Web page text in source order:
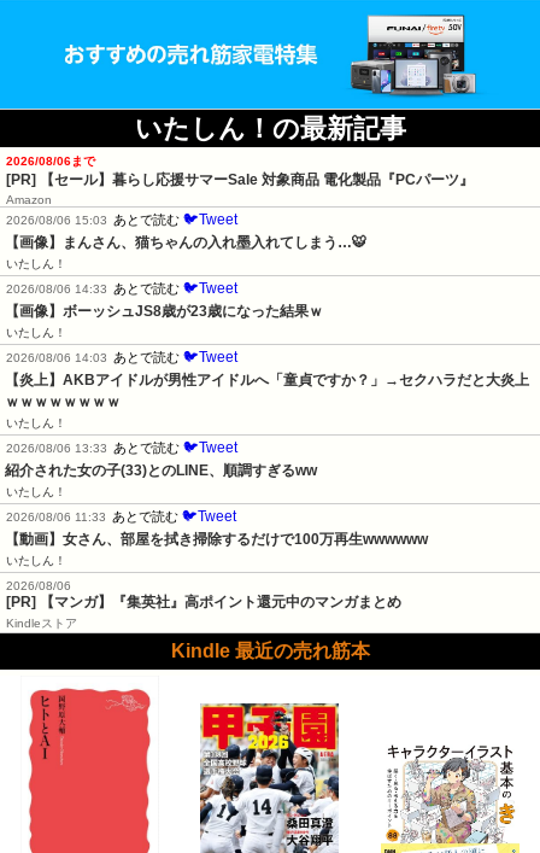
いたしん！の最新記事
2026/08/06まで
[PR] 【セール】暮らし応援サマーSale 対象商品 電化製品『PCパーツ』
Amazon
2026/08/06 15:03
あとで読む 🐦Tweet
【画像】まんさん、猫ちゃんの入れ墨入れてしまう…🐯
いたしん！
2026/08/06 14:33
あとで読む 🐦Tweet
【画像】ボーッシュJS8歳が23歳になった結果ｗ
いたしん！
2026/08/06 14:03
あとで読む 🐦Tweet
【炎上】AKBアイドルが男性アイドルへ「童貞ですか？」→セクハラだと大炎上
ｗｗｗｗｗｗｗｗ
いたしん！
2026/08/06 13:33
あとで読む 🐦Tweet
紹介された女の子(33)とのLINE、順調すぎるww
いたしん！
2026/08/06 11:33
あとで読む 🐦Tweet
【動画】女さん、部屋を拭き掃除するだけで100万再生wwwwww
いたしん！
2026/08/06
[PR] 【マンガ】『集英社』高ポイント還元中のマンガまとめ
Kindleストア
Kindle 最近の売れ筋本